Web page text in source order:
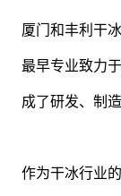
厦门和丰利干
最早专业致力
成了研发、制
作为干冰行业